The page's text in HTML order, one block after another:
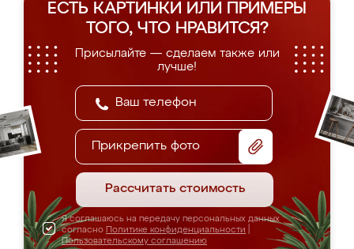
ЕСТЬ КАРТИНКИ ИЛИ ПРИМЕРЫ
ТОГО, ЧТО НРАВИТСЯ?
Присылайте — сделаем также или
лучше!
Прикрепить фото
Рассчитать стоимость
Я соглашаюсь на передачу персональных данных
согласно Политике конфиденциальности
Пользовательскому соглашению